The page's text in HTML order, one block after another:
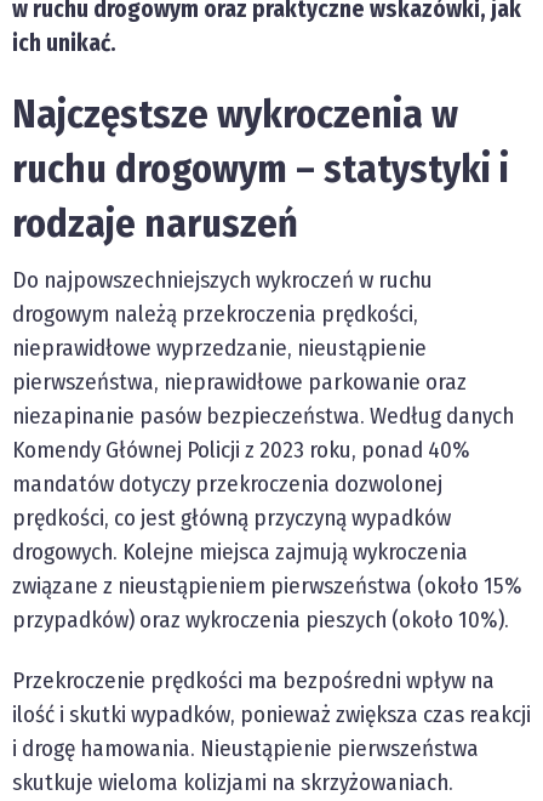
w ruchu drogowym oraz praktyczne wskazówki, jak
ich unikać.
Najczęstsze wykroczenia w
ruchu drogowym – statystyki i
rodzaje naruszeń
Do najpowszechniejszych wykroczeń w ruchu
drogowym należą przekroczenia prędkości,
nieprawidłowe wyprzedzanie, nieustąpienie
pierwszeństwa, nieprawidłowe parkowanie oraz
niezapinanie pasów bezpieczeństwa. Według danych
Komendy Głównej Policji z 2023 roku, ponad 40%
mandatów dotyczy przekroczenia dozwolonej
prędkości, co jest główną przyczyną wypadków
drogowych. Kolejne miejsca zajmują wykroczenia
związane z nieustąpieniem pierwszeństwa (około 15%
przypadków) oraz wykroczenia pieszych (około 10%).
Przekroczenie prędkości ma bezpośredni wpływ na
ilość i skutki wypadków, ponieważ zwiększa czas reakcji
i drogę hamowania. Nieustąpienie pierwszeństwa
skutkuje wieloma kolizjami na skrzyżowaniach.